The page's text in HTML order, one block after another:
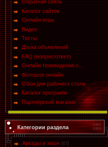
Обратная связь
Каталог сайтов
Онлайн игры
Видео
Тесты
Доска объявлений
FAQ (вопрос/ответ)
Онлайн телевидение с...
Фотошоп онлайн
Обои для рабочего стола
Каталог программ
Партнёрский магазин ...
Категории раздела
Аркады и экшн [67]